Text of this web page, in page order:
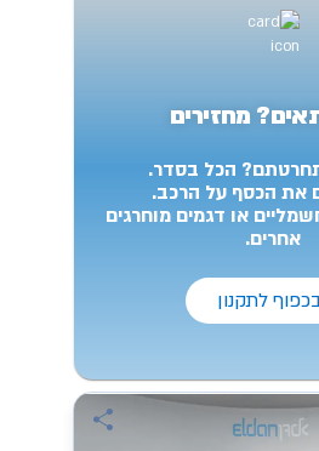
מחזירים
הכל בסדר.
את הכסף על הרכב.
או דגמים מוחרגים
אחרים.
לתקנון